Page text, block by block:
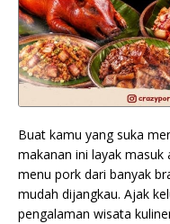
Buat kamu yang suka
makanan ini layak masuk
menu pork dari banyak
mudah dijangkau. Ajak
pengalaman wisata